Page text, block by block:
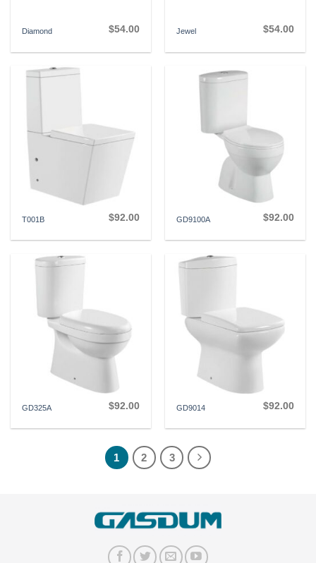
Diamond $54.00 Jewel $54.00
T001B $92.00 GD9100A $92.00
GD325A $92.00 GD9014 $92.00
1 2 3